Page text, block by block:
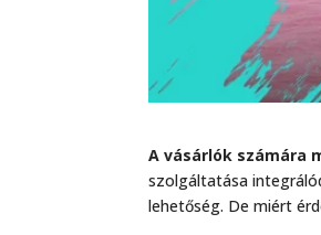
A vásárlók számára
szolgáltatása
lehetőség. De miért